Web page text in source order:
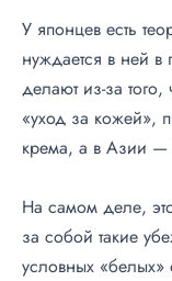
У японцев есть
нуждается в ней
делают из-за
«уход за кожей»,
крема, а в Азии —
На самом деле,
за собой такие
условных